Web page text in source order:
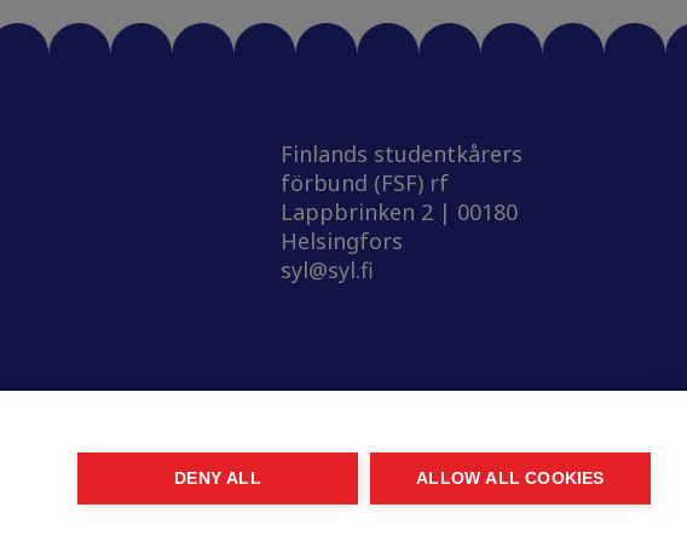
DENY ALL ALLOW ALL COOKIES
Finlands studentkårers
förbund (FSF) rf
Lappbrinken 2 | 00180
Helsingfors
syl@syl.fi